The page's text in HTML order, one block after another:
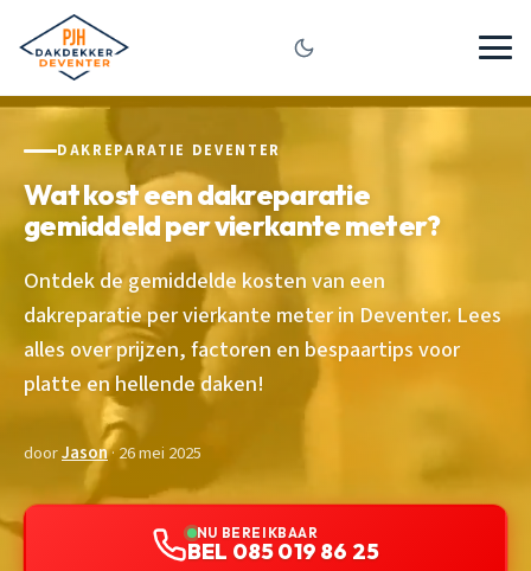
DAKREPARATIE DEVENTER
Wat kost een dakreparatie
gemiddeld per vierkante meter?
Ontdek de gemiddelde kosten van een
dakreparatie per vierkante meter in Deventer. Lees
alles over prijzen, factoren en bespaartips voor
platte en hellende daken!
doorJason· 26 mei 2025
NU BEREIKBAAR
BEL 085 019 86 25